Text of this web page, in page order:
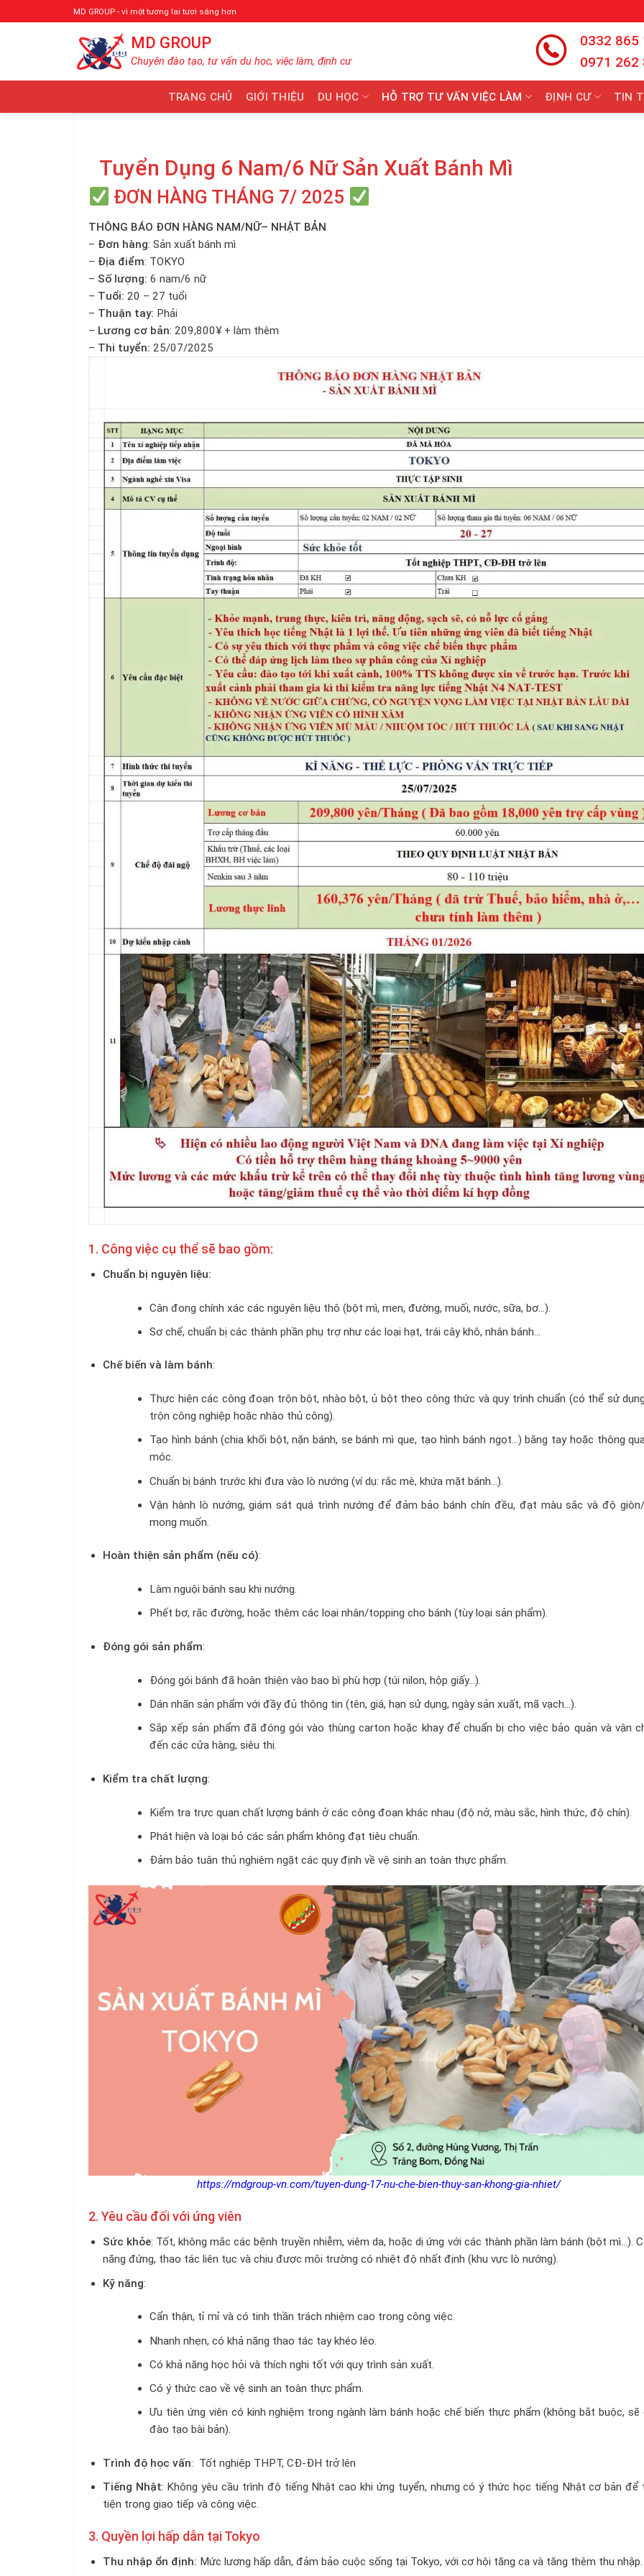
qua
MD GROUP - vì một tương lai tươi sáng hơn
MD GROUP
Chuyên đào tạo, tư vấn du học, việc làm, định cư
0332 865
0971 262
TRANG CHỦ GIỚI THIỆU DU HỌC HỖ TRỢ TƯ VẤN VIỆC LÀM ĐỊNH CƯ TIN
Tuyển Dụng 6 Nam/6 Nữ Sản Xuất Bánh Mì
ĐƠN HÀNG THÁNG 7/ 2025
THÔNG BÁO ĐƠN HÀNG NAM/NỮ– NHẬT BẢN
– Đơn hàng: Sản xuất bánh mì
– Địa điểm: TOKYO
– Số lượng: 6 nam/6 nữ
– Tuổi: 20 – 27 tuổi
– Thuận tay: Phải
– Lương cơ bản: 209,800¥ + làm thêm
– Thi tuyển: 25/07/2025
1. Công việc cụ thể sẽ bao gồm:
Chuẩn bị nguyên liệu:
Cân đong chính xác các nguyên liệu thô (bột mì, men, đường, muối, nước, sữa, bơ…).
Sơ chế, chuẩn bị các thành phần phụ trợ như các loại hạt, trái cây khô, nhân bánh…
Chế biến và làm bánh:
Thực hiện các công đoạn trộn bột, nhào bột, ủ bột theo công thức và quy trình chuẩn (có thể sử
trộn công nghiệp hoặc nhào thủ công).
Tạo hình bánh (chia khối bột, nặn bánh, se bánh mì que, tạo hình bánh ngọt…) bằng tay hoặc thông
móc.
Chuẩn bị bánh trước khi đưa vào lò nướng (ví dụ: rắc mè, khứa mặt bánh…).
Vận hành lò nướng, giám sát quá trình nướng để đảm bảo bánh chín đều, đạt màu sắc và độ
mong muốn.
Hoàn thiện sản phẩm (nếu có):
Làm nguội bánh sau khi nướng.
Phết bơ, rắc đường, hoặc thêm các loại nhân/topping cho bánh (tùy loại sản phẩm).
Đóng gói sản phẩm:
Đóng gói bánh đã hoàn thiện vào bao bì phù hợp (túi nilon, hộp giấy…).
Dán nhãn sản phẩm với đầy đủ thông tin (tên, giá, hạn sử dụng, ngày sản xuất, mã vạch…).
Sắp xếp sản phẩm đã đóng gói vào thùng carton hoặc khay để chuẩn bị cho việc bảo quản và vận
đến các cửa hàng, siêu thị.
Kiểm tra chất lượng:
Kiểm tra trực quan chất lượng bánh ở các công đoạn khác nhau (độ nở, màu sắc, hình thức, độ chín).
Phát hiện và loại bỏ các sản phẩm không đạt tiêu chuẩn.
Đảm bảo tuân thủ nghiêm ngặt các quy định về vệ sinh an toàn thực phẩm.
https://mdgroup-vn.com/tuyen-dung-17-nu-che-bien-thuy-san-khong-gia-nhiet/
2. Yêu cầu đối với ứng viên
Sức khỏe: Tốt, không mắc các bệnh truyền nhiễm, viêm da, hoặc dị ứng với các thành phần làm bánh (bột mì…).
năng đứng, thao tác liên tục và chịu được môi trường có nhiệt độ nhất định (khu vực lò nướng).
Kỹ năng:
Cẩn thận, tỉ mỉ và có tinh thần trách nhiệm cao trong công việc.
Nhanh nhẹn, có khả năng thao tác tay khéo léo.
Có khả năng học hỏi và thích nghi tốt với quy trình sản xuất.
Có ý thức cao về vệ sinh an toàn thực phẩm.
Ưu tiên ứng viên có kinh nghiệm trong ngành làm bánh hoặc chế biến thực phẩm (không bắt buộc,
đào tạo bài bản).
Trình độ học vấn: Tốt nghiệp THPT, CĐ-ĐH trở lên
Tiếng Nhật: Không yêu cầu trình độ tiếng Nhật cao khi ứng tuyển, nhưng có ý thức học tiếng Nhật cơ bản để
tiện trong giao tiếp và công việc.
3. Quyền lợi hấp dẫn tại Tokyo
Thu nhập ổn định: Mức lương hấp dẫn, đảm bảo cuộc sống tại Tokyo, với cơ hội tăng ca và tăng thêm thu nhập.